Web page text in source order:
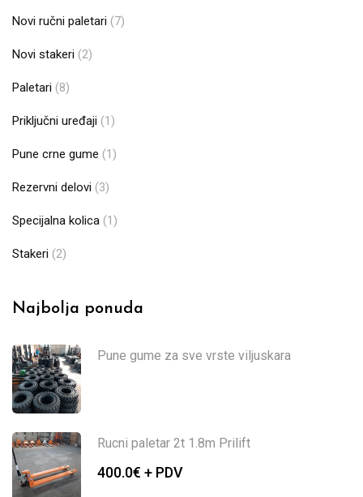
Novi ručni paletari (7)
Novi stakeri (2)
Paletari (8)
Priključni uređaji (1)
Pune crne gume (1)
Rezervni delovi (3)
Specijalna kolica (1)
Stakeri (2)
Najbolja ponuda
Pune gume za sve vrste viljuskara
Rucni paletar 2t 1.8m Prilift
400.0€ + PDV